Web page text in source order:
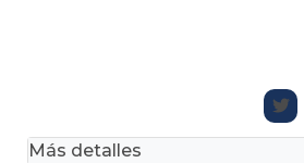
Más detalles